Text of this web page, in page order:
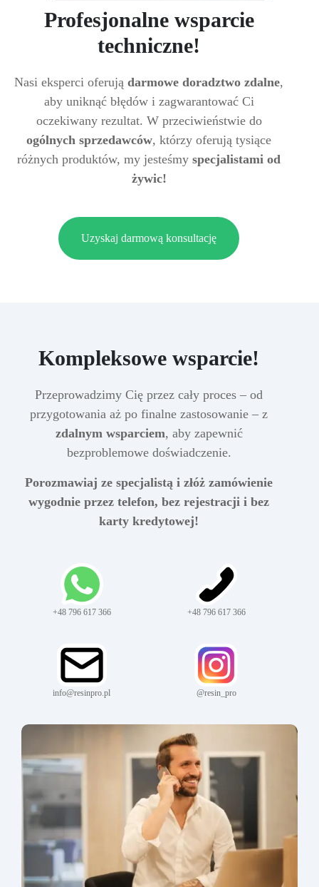
Profesjonalne wsparcie
techniczne!
Nasi eksperci oferują darmowe doradztwo zdalne,
aby uniknąć błędów i zagwarantować Ci
oczekiwany rezultat. W przeciwieństwie do
ogólnych sprzedawców, którzy oferują tysiące
różnych produktów, my jesteśmy specjalistami od
żywic!
Uzyskaj darmową konsultację
Kompleksowe wsparcie!
Przeprowadzimy Cię przez cały proces – od
przygotowania aż po finalne zastosowanie – z
zdalnym wsparciem, aby zapewnić
bezproblemowe doświadczenie.
Porozmawiaj ze specjalistą i złóż zamówienie
wygodnie przez telefon, bez rejestracji i bez
karty kredytowej!
+48 796 617 366 +48 796 617 366
info@resinpro.pl @resin_pro